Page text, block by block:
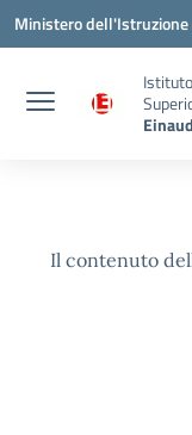
Vai ai contenuti
Vai al menu di
Vai al footer
Ministero
Il contenuto